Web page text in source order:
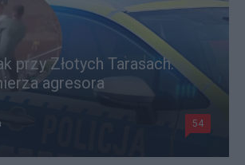
przy Złotych Tarasach.
agresora
54